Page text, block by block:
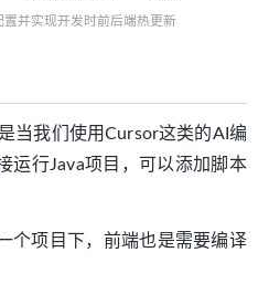
置并实现开发时前后端热更新
当我们使用Cursor这类的AI编
运行Java项目，可以添加脚本
个项目下，前端也是需要编译